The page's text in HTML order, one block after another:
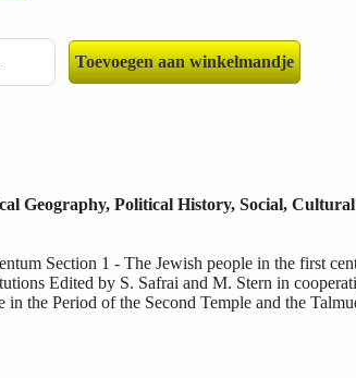
Geography, Political History, Social,
Section 1 - The Jewish people in the first
Edited by S. Safrai and M. Stern in
the Period of the Second Temple and the